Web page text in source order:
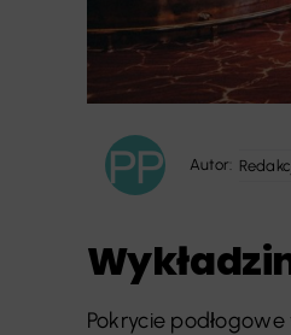
Autor:
Pokrycie